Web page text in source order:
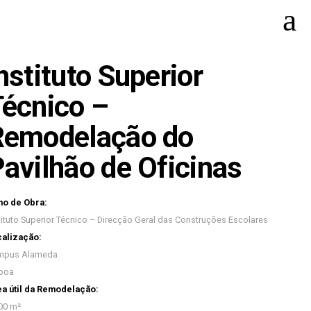
Superior
–
do
de Oficinas
de Obra:
Superior Técnico – Direcção Geral das Construções Escolares
Alameda
útil da Remodelação:
m²